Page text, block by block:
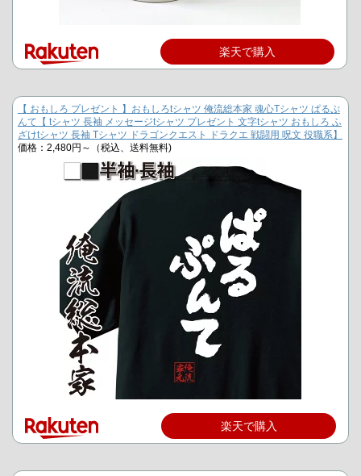
楽天で購入
【 おもしろ プレゼント 】おもしろtシャツ 俺流総本家 魂心Tシャツ ぱるぷ
んて【 tシャツ 長袖 メッセージtシャツ プレゼント 文字tシャツ おもしろ ふ
ざけtシャツ 長袖 Tシャツ ドラゴンクエスト ドラクエ 戦闘用 呪文 役職系】
価格：2,480円～（税込、送料無料)
楽天で購入